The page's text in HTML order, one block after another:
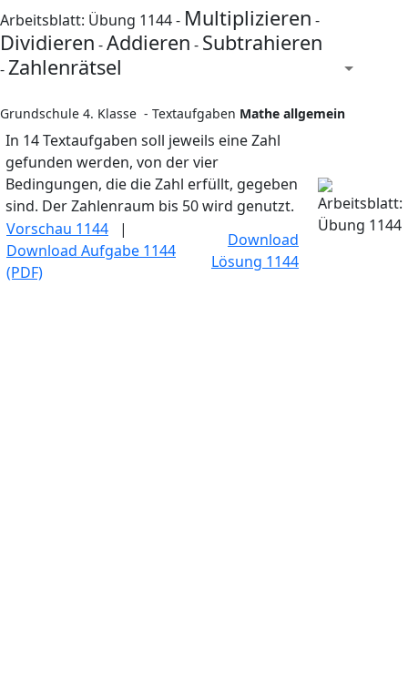
Arbeitsblatt: Übung 1144 - Multiplizieren -
Dividieren -Addieren - Subtrahieren
-Zahlenrätsel
Grundschule 4. Klasse - Textaufgaben Mathe allgemein
In 14 Textaufgaben soll jeweils eine Zahl
gefunden werden, von der vier
Bedingungen, die die Zahl erfüllt, gegeben
sind. Der Zahlenraum bis 50 wird genutzt.
Vorschau 1144 |
Download Aufgabe 1144
(PDF)
Download
Lösung 1144